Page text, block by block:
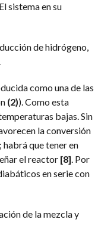
El sistema en su
de hidrógeno,
como una de las
(2)). Como esta
bajas. Sin
la conversión
que tener en
el reactor [8]. Por
en serie con
de la mezcla y